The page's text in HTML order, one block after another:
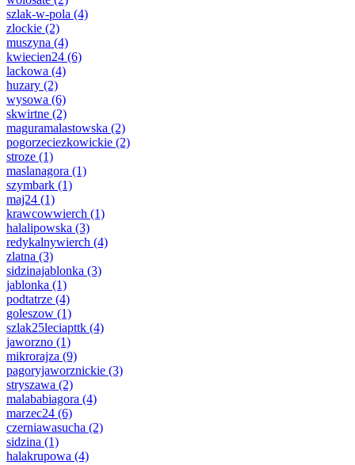
szlak-w-pola (4)
zlockie (2)
muszyna (4)
kwiecien24 (6)
lackowa (4)
huzary (2)
wysowa (6)
skwirtne (2)
maguramalastowska (2)
pogorzeciezkowickie (2)
stroze (1)
maslanagora (1)
szymbark (1)
maj24 (1)
krawcowwierch (1)
halalipowska (3)
redykalnywierch (4)
zlatna (3)
sidzinajablonka (3)
jablonka (1)
podtatrze (4)
goleszow (1)
szlak25leciapttk (4)
jaworzno (1)
mikrorajza (9)
pagoryjaworznickie (3)
stryszawa (2)
malababiagora (4)
marzec24 (6)
czerniawasucha (2)
sidzina (1)
halakrupowa (4)